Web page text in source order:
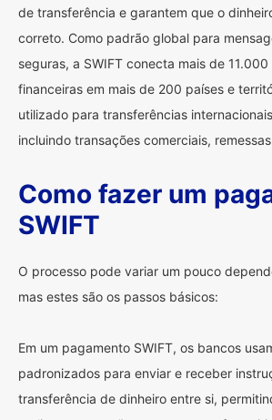
de transferência e garantem que o
correto. Como padrão global para
seguras, a SWIFT conecta mais de
financeiras em mais de 200 países e
utilizado para transferências
incluindo transações comerciais,
Como fazer um
SWIFT
O processo pode variar um pouco
mas estes são os passos básicos:
Em um pagamento SWIFT, os bancos
padronizados para enviar e receber
transferência de dinheiro entre si,